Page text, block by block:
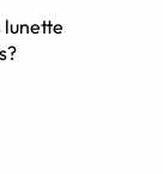
lunette